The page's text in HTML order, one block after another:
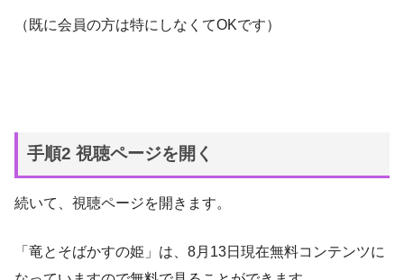
（既に会員の方は特にしなくてOKです）
手順2 視聴ページを開く
続いて、視聴ページを開きます。
「竜とそばかすの姫」は、8月13日現在無料コンテンツに